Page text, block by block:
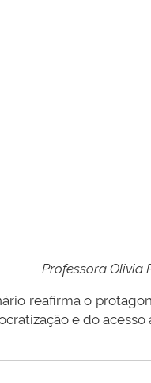
Professora Olivia
reafirma o
e do